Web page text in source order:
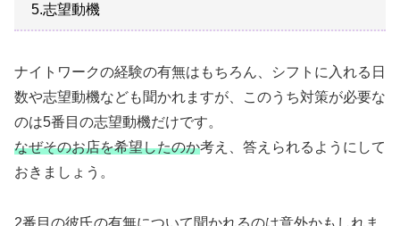
5.志望動機
ナイトワークの経験の有無はもちろん、シフトに入れる日
数や志望動機なども聞かれますが、このうち対策が必要な
のは5番目の志望動機だけです。
なぜそのお店を希望したのか考え、答えられるようにして
おきましょう。
2番目の彼氏の有無について聞かれるのは意外かもしれま